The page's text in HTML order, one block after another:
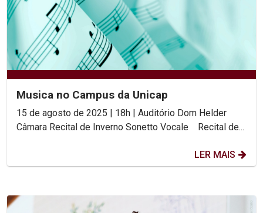
Musica no Campus da Unicap
15 de agosto de 2025 | 18h | Auditório Dom Helder
Câmara Recital de Inverno Sonetto Vocale Recital de...
LER MAIS